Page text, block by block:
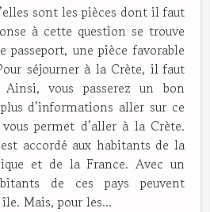
sont les pièces dont il faut
à cette question se trouve
passeport, une pièce favorable
séjourner à la Crète, il faut
vous passerez un bon
d’informations aller sur ce
permet d’aller à la Crète.
accordé aux habitants de la
et de la France. Avec un
de ces pays peuvent
Mais, pour les...